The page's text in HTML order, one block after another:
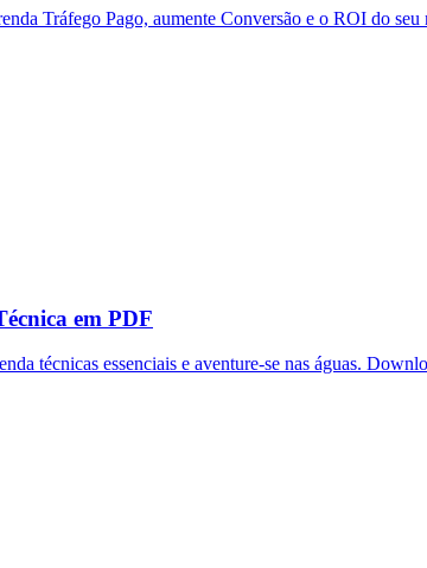
Tráfego Pago, aumente Conversão e o ROI do
em PDF
técnicas essenciais e aventure-se nas águas.